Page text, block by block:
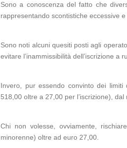
Sono a conoscenza del fatto che
rappresentando scontistiche eccessive
Sono noti alcuni quesiti posti agli
evitare l’inammissibilità dell’iscrizione a
Invero, pur essendo convinto dei limiti
518,00 oltre a 27,00 per l’iscrizione),
Chi non volesse, ovviamente,
minorenne) oltre ad euro 27,00.